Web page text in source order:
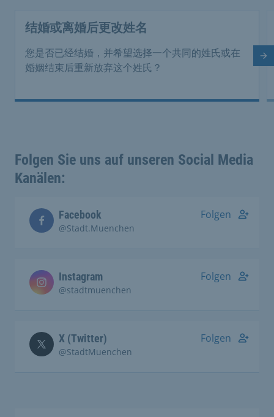
结婚或离婚后更改姓名
您是否已经结婚，并希望选择一个共同的姓氏或在
婚姻结束后重新放弃这个姓氏？
Folgen Sie uns auf unseren Social Media
Kanälen:
Facebook
@Stadt.Muenchen
Folgen
Instagram
@stadtmuenchen
Folgen
X (Twitter)
@StadtMuenchen
Folgen